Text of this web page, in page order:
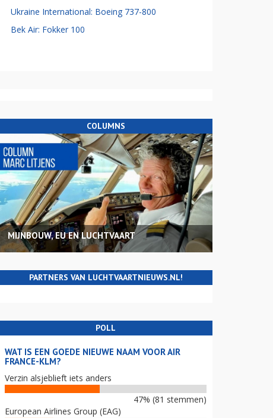
Ukraine International: Boeing 737-800
Bek Air: Fokker 100
COLUMNS
MIJNBOUW, EU EN LUCHTVAART
PARTNERS VAN LUCHTVAARTNIEUWS.NL!
POLL
WAT IS EEN GOEDE NIEUWE NAAM VOOR AIR
FRANCE-KLM?
Verzin alsjeblieft iets anders
47% (81 stemmen)
European Airlines Group (EAG)